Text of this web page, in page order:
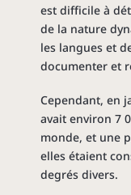
est difficile à
de la nature
les langues et
documenter et
Cependant, en
avait environ 7
monde, et une
elles étaient
degrés divers.